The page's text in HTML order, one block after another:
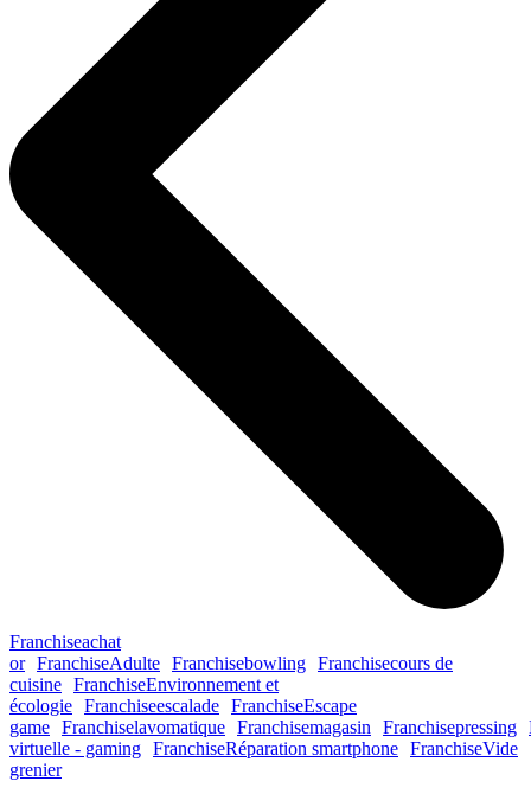
Franchiseachat
or FranchiseAdulte Franchisebowling Franchisecours de
cuisine FranchiseEnvironnement et
écologie Franchiseescalade FranchiseEscape
game Franchiselavomatique Franchisemagasin Franchisepressing
virtuelle - gaming FranchiseRéparation smartphone FranchiseVide
grenier